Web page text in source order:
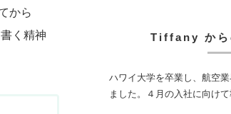
から
く精神
Tiffany から
ハワイ大学を卒業し、航空
ました。４月の入社に向けて